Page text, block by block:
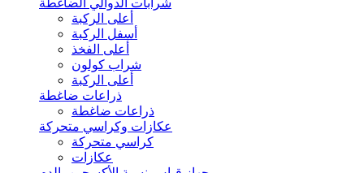
شرابات الدوالي الضاغطة
أعلى الركبة
أسفل الركبة
أعلى الفخذ
شراب كولون
أعلى الركبة
ذراعات ضاغطة
ذراعات ضاغطة
عكازات وكراسي متحركة
كراسي متحركة
عكازات